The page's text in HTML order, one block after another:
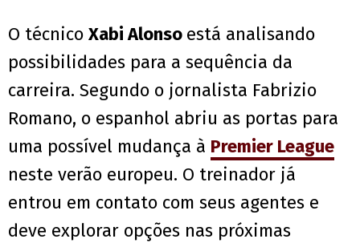
O técnico Xabi Alonso está analisando
possibilidades para a sequência da
carreira. Segundo o jornalista Fabrizio
Romano, o espanhol abriu as portas para
uma possível mudança à Premier League
neste verão europeu. O treinador já
entrou em contato com seus agentes e
deve explorar opções nas próximas